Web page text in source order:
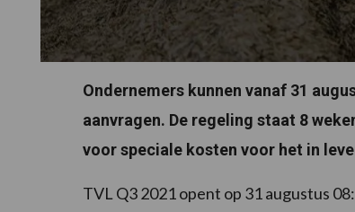
Ondernemers kunnen vanaf 31
aanvragen. De regeling staat 8
voor speciale kosten voor het in
TVL Q3 2021 opent op 31 augustus